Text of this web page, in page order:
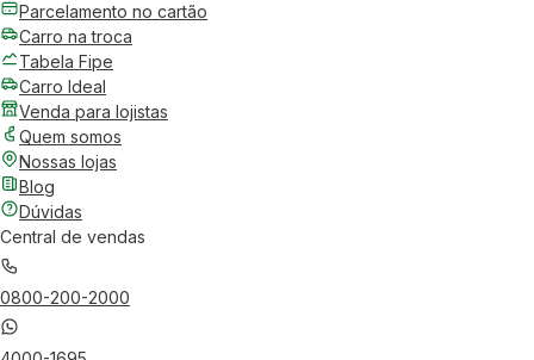
Parcelamento no cartão
Carro na troca
Tabela Fipe
Carro Ideal
Venda para lojistas
Quem somos
Nossas lojas
Blog
Dúvidas
Central de vendas
0800-200-2000